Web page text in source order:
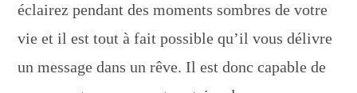
éclairez pendant des moments sombres de votre
vie et il est tout à fait possible qu’il vous délivre
un message dans un rêve. Il est donc capable de